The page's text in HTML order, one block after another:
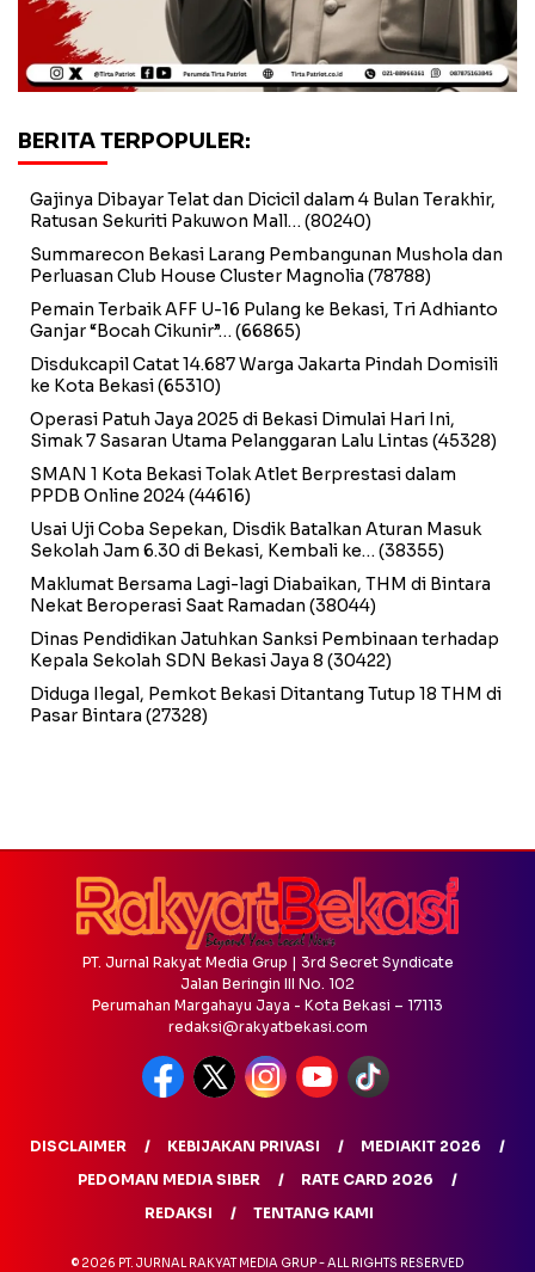
BERITA TERPOPULER:
Gajinya Dibayar Telat dan Dicicil dalam 4 Bulan Terakhir,
Ratusan Sekuriti Pakuwon Mall… (80240)
Summarecon Bekasi Larang Pembangunan Mushola dan
Perluasan Club House Cluster Magnolia (78788)
Pemain Terbaik AFF U-16 Pulang ke Bekasi, Tri Adhianto
Ganjar “Bocah Cikunir”… (66865)
Disdukcapil Catat 14.687 Warga Jakarta Pindah Domisili
ke Kota Bekasi(65310)
Operasi Patuh Jaya 2025 di Bekasi Dimulai Hari Ini,
Simak 7 Sasaran Utama Pelanggaran Lalu Lintas (45328)
SMAN 1 Kota Bekasi Tolak Atlet Berprestasi dalam
PPDB Online 2024(44616)
Usai Uji Coba Sepekan, Disdik Batalkan Aturan Masuk
Sekolah Jam 6.30 di Bekasi, Kembali ke… (38355)
Maklumat Bersama Lagi-lagi Diabaikan, THM di Bintara
Nekat Beroperasi Saat Ramadan (38044)
Dinas Pendidikan Jatuhkan Sanksi Pembinaan terhadap
Kepala Sekolah SDN Bekasi Jaya 8 (30422)
Diduga Ilegal, Pemkot Bekasi Ditantang Tutup 18 THM di
Pasar Bintara (27328)
PT. Jurnal Rakyat Media Grup | 3rd Secret Syndicate
Jalan Beringin III No. 102
Perumahan Margahayu Jaya - Kota Bekasi – 17113
redaksi@rakyatbekasi.com
DISCLAIMER KEBIJAKAN PRIVASI
MEDIAKIT 2026
PEDOMAN MEDIA SIBER
RATE CARD 2026
REDAKSI
TENTANG KAMI
© 2026 PT. JURNAL RAKYAT MEDIA GRUP - ALL RIGHTS RESERVED